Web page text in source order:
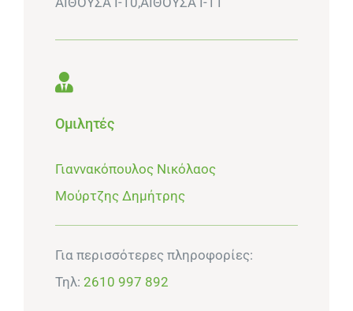
Ομιλητές
Γιαννακόπουλος Νικόλαος
Μούρτζης Δημήτρης
Για περισσότερες πληροφορίες:
Τηλ: 2610 997 892